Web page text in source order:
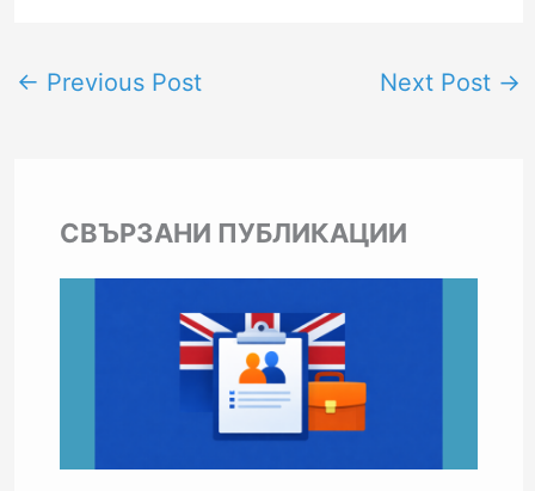
← Previous Post Next Post →
СВЪРЗАНИ ПУБЛИКАЦИИ